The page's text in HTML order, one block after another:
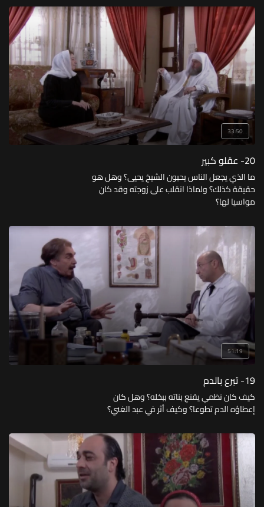
33:50
20- عقلو كبير
ما الذي يجعل الناس يحبون الشيخ يحيى؟ وهل هو
حقيقة كذلك؟ ولماذا انقلب على زوجته وقد كان
مواسيا لها؟
51:19
19- تبرع بالدم
كيف كان نظمي يقنع بناته ببخله؟ وهل كان
إعطاؤه الدم تطوعا؟ وكيف أثر في عبد الغني؟